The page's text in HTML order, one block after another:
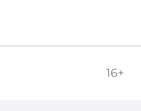
16+